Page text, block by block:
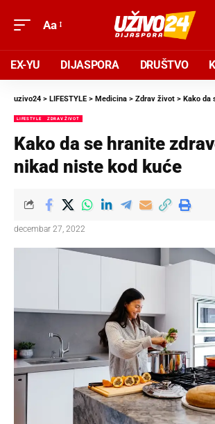
Aa
EX-YU DIJASPORA DRUŠTVO
uzivo24 > LIFESTYLE > Medicina > Zdrav život > Kako da se
LIFESTYLE ZDRAV ŽIVOT
Kako da se hranite
nikad niste kod kuće
decembar 27, 2022